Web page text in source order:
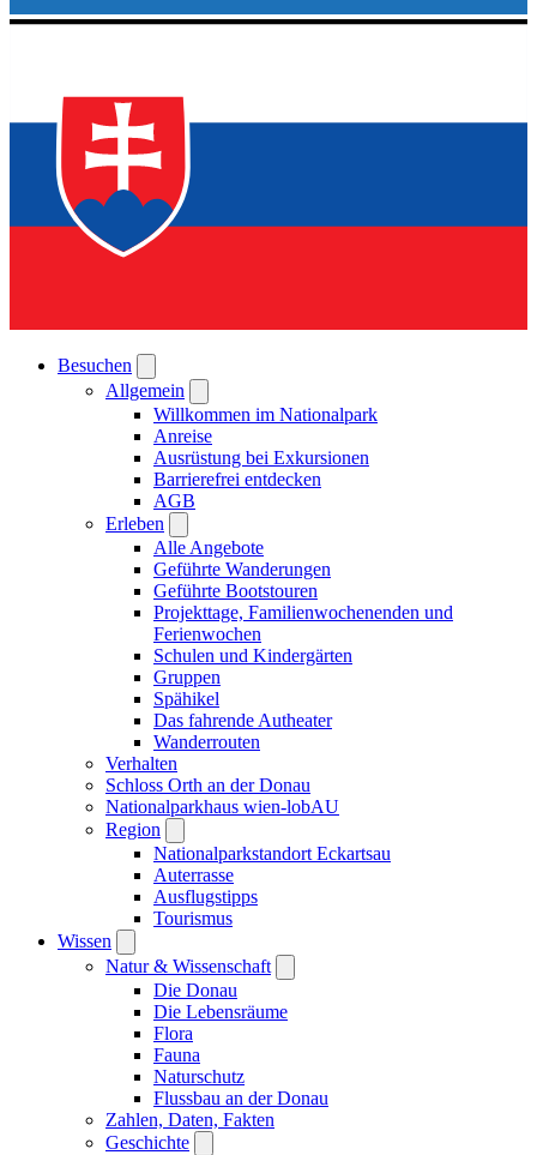
Besuchen
Allgemein
Willkommen im Nationalpark
Anreise
Ausrüstung bei Exkursionen
Barrierefrei entdecken
AGB
Erleben
Alle Angebote
Geführte Wanderungen
Geführte Bootstouren
Projekttage, Familienwochenenden und
Ferienwochen
Schulen und Kindergärten
Gruppen
Spähikel
Das fahrende Autheater
Wanderrouten
Verhalten
Schloss Orth an der Donau
Nationalparkhaus wien-lobAU
Region
Nationalparkstandort Eckartsau
Auterrasse
Ausflugstipps
Tourismus
Wissen
Natur & Wissenschaft
Die Donau
Die Lebensräume
Flora
Fauna
Naturschutz
Flussbau an der Donau
Zahlen, Daten, Fakten
Geschichte